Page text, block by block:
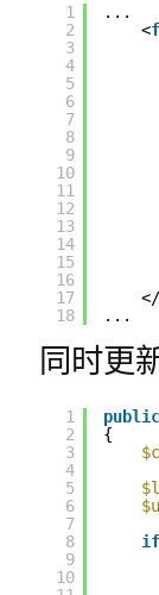
1
2
3
4
5
6
7
8
9
10
11
12
13
14
15
16
17
18
...
<
</
...
同时更
1
2
3
4
5
6
7
8
9
10
public
{
if